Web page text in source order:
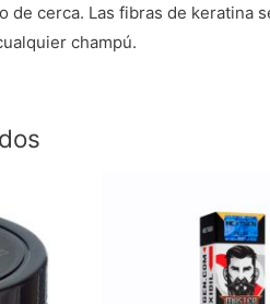
de cerca. Las fibras de keratina
champú.